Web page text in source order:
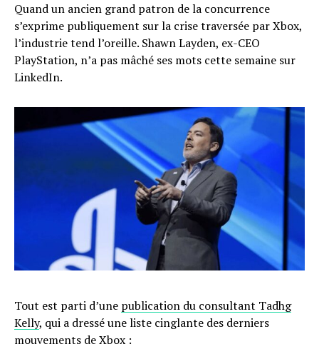
Quand un ancien grand patron de la concurrence
s’exprime publiquement sur la crise traversée par Xbox,
l’industrie tend l’oreille. Shawn Layden, ex-CEO
PlayStation, n’a pas mâché ses mots cette semaine sur
LinkedIn.
Tout est parti d’une publication du consultant Tadhg
Kelly, qui a dressé une liste cinglante des derniers
mouvements de Xbox :